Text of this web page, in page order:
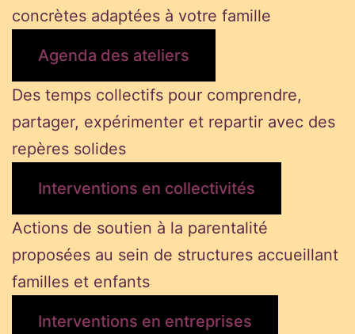
concrètes adaptées à votre famille
Agenda des ateliers
Des temps collectifs pour comprendre,
partager, expérimenter et repartir avec des
repères solides
Interventions en collectivités
Actions de soutien à la parentalité
proposées au sein de structures accueillant
familles et enfants
Interventions en entreprises